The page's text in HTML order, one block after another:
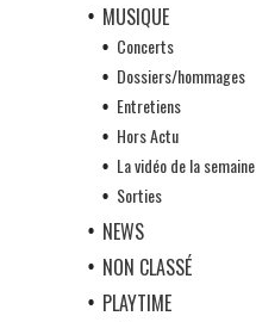
MUSIQUE
Concerts
Dossiers/hommages
Entretiens
Hors Actu
La vidéo de la semaine
Sorties
NEWS
NON CLASSÉ
PLAYTIME